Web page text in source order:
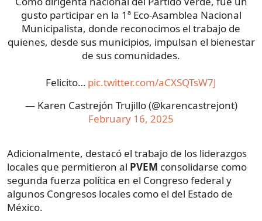
gusto participar en la 1ª Eco-Asamblea Nacional
Municipalista, donde reconocimos el trabajo de
quienes, desde sus municipios, impulsan el bienestar
de sus comunidades.
Felicito… pic.twitter.com/aCXSQTsW7J
— Karen Castrejón Trujillo (@karencastrejont)
February 16, 2025
Adicionalmente, destacó el trabajo de los liderazgos
locales que permitieron al PVEM consolidarse como
segunda fuerza política en el Congreso federal y
algunos Congresos locales como el del Estado de
México.